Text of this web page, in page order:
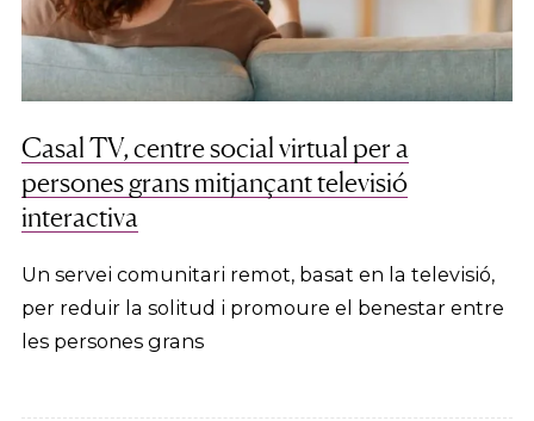
Casal TV, centre social virtual per a
persones grans mitjançant televisió
interactiva
Un servei comunitari remot, basat en la televisió,
per reduir la solitud i promoure el benestar entre
les persones grans